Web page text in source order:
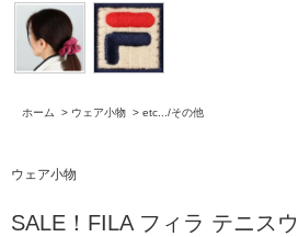
ホーム > ウェア小物 > etc.../その他
ウェア小物
SALE！FILA フィラ テニス